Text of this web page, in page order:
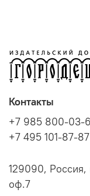
Контакты
+7 985 800-03-
+7 495 101-87-87
129090, Россия,
оф.7